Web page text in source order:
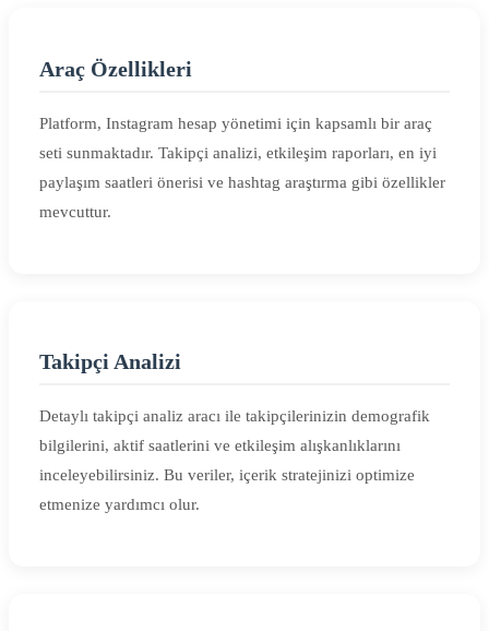
Araç Özellikleri
Platform, Instagram hesap yönetimi için kapsamlı bir araç
seti sunmaktadır. Takipçi analizi, etkileşim raporları, en iyi
paylaşım saatleri önerisi ve hashtag araştırma gibi özellikler
mevcuttur.
Takipçi Analizi
Detaylı takipçi analiz aracı ile takipçilerinizin demografik
bilgilerini, aktif saatlerini ve etkileşim alışkanlıklarını
inceleyebilirsiniz. Bu veriler, içerik stratejinizi optimize
etmenize yardımcı olur.